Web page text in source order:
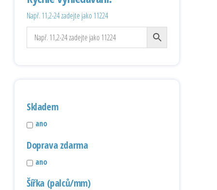
Např. 11,2-24 zadejte jako 11224
Skladem
ano
Doprava zdarma
ano
Šířka (palců/mm)